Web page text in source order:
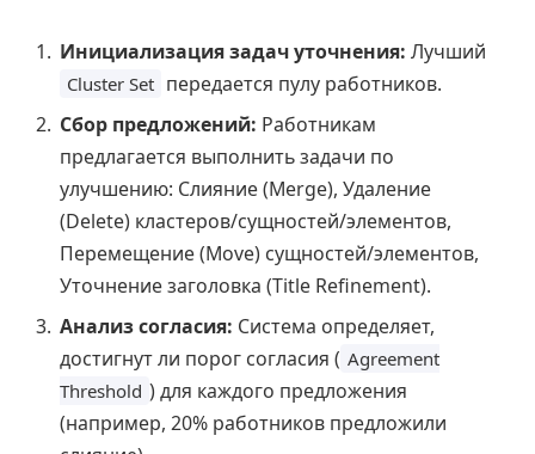
Инициализация задач уточнения: Лучший
Cluster Set передается пулу работников.
Сбор предложений: Работникам
предлагается выполнить задачи по
улучшению: Слияние (Merge), Удаление
(Delete) кластеров/сущностей/элементов,
Перемещение (Move) сущностей/элементов,
Уточнение заголовка (Title Refinement).
Анализ согласия: Система определяет,
достигнут ли порог согласия ( Agreement
Threshold ) для каждого предложения
(например, 20% работников предложили